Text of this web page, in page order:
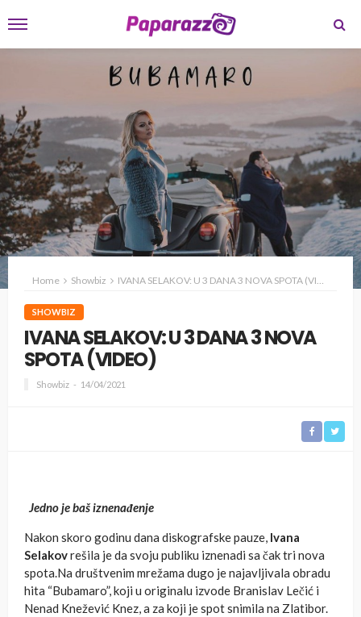
Home Showbiz IVANA SELAKOV: U 3 DANA 3 NOVA SPOTA (VIDEO)
SHOWBIZ
IVANA SELAKOV: U 3 DANA 3 NOVA
SPOTA (VIDEO)
Showbiz 14/04/2021
Jedno je baš iznenađenje
Nakon skoro godinu dana diskografske pauze, Ivana
Selakovrešila je da svoju publiku iznenadi sa čak tri nova
spota.Na društvenim mrežama dugo je najavljivala obradu
hita “Bubamaro”, koji u originalu izvode Branislav Lečić i
Nenad Knežević Knez, a za koji je spot snimila na Zlatibor.